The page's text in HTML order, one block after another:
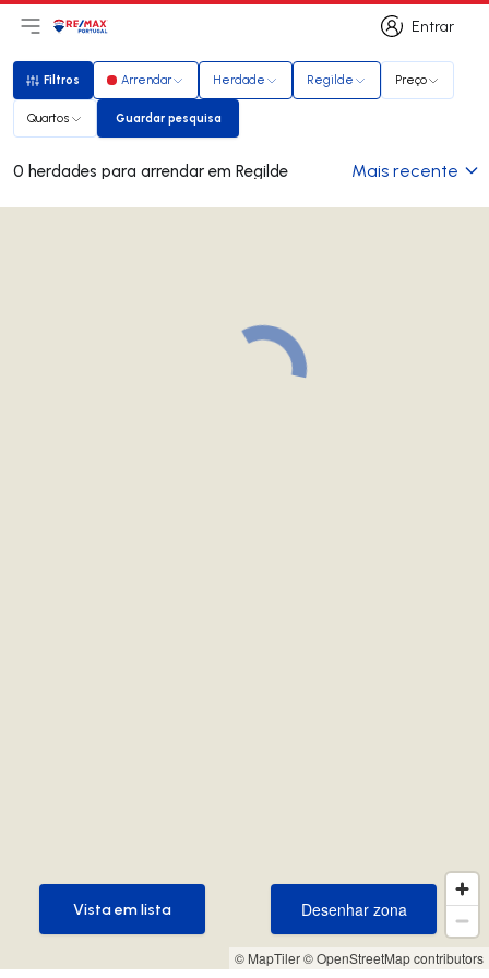
Entrar
Entrar
Abri menu principal
LogoIr para página inicial
Filtros
Filtros Arrendar Herdade Regilde Preço
Quartos Guardar pesquisa
Guardar pesquisa
0 herdades para arrendar em Regilde Mais recente
© MapTiler© OpenStreetMap contributors
Desenhar zona
Desenhar zona
Vista em lista
Vista em lista